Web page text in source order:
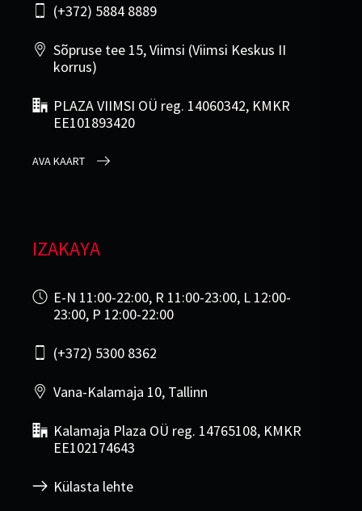
(+372) 5884 8889
Sõpruse tee 15, Viimsi (Viimsi Keskus II
korrus)
PLAZA VIIMSI OÜ reg. 14060342, KMKR
EE101893420
AVA KAART
IZAKAYA
E-N 11:00-22:00, R 11:00-23:00, L 12:00-
23:00, P 12:00-22:00
(+372) 5300 8362
Vana-Kalamaja 10, Tallinn
Kalamaja Plaza OÜ reg. 14765108, KMKR
EE102174643
Külasta lehte